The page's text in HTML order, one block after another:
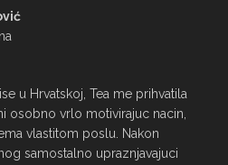
u Hrvatskoj, Tea me prihvatila
osobno vrlo motivirajuc nacin,
vlastitom poslu. Nakon
samostalno upraznjavajuci